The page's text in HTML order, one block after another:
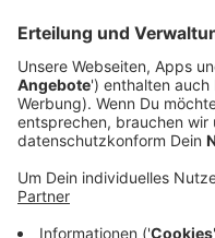
Anschließend
schneiden oder
durchlassen. Die
Spinat damit
Muskatnuss
Den Lachs in
Wasserbad garen.